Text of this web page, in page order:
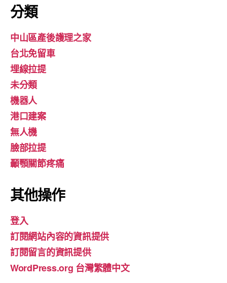
分類
中山區產後護理之家
台北免留車
埋線拉提
未分類
機器人
港口建案
無人機
臉部拉提
顳顎關節疼痛
其他操作
登入
訂閱網站內容的資訊提供
訂閱留言的資訊提供
WordPress.org 台灣繁體中文